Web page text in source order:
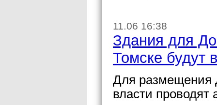
11.06 16:38
Здания для
Томске будут
Для размещения
власти проводят